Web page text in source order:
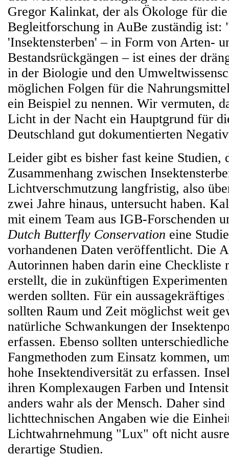
Gregor Kalinkat, der als Ökologe für
Begleitforschung in AuBe zuständig ist:
'Insektensterben' – in Form von Arten-
Bestandsrückgängen – ist eines der
in der Biologie und den
möglichen Folgen für die
ein Beispiel zu nennen. Wir vermuten,
Licht in der Nacht ein Hauptgrund für
Deutschland gut dokumentierten
Leider gibt es bisher fast keine Studien,
Zusammenhang zwischen
Lichtverschmutzung langfristig, also
zwei Jahre hinaus, untersucht haben.
mit einem Team aus IGB-Forschenden
Dutch Butterfly Conservation eine
vorhandenen Daten veröffentlicht. Die
Autorinnen haben darin eine Checkliste
erstellt, die in zukünftigen
werden sollten. Für ein
sollten Raum und Zeit möglichst weit
natürliche Schwankungen der
erfassen. Ebenso sollten
Fangmethoden zum Einsatz kommen,
hohe Insektendiversität zu erfassen.
ihren Komplexaugen Farben und
anders wahr als der Mensch. Daher sind
lichttechnischen Angaben wie die
Lichtwahrnehmung "Lux" oft nicht
derartige Studien.